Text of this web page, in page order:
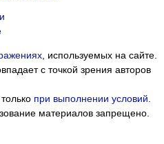
, используемых на сайте.
с точкой зрения авторов
при выполнении условий
материалов запрещено.